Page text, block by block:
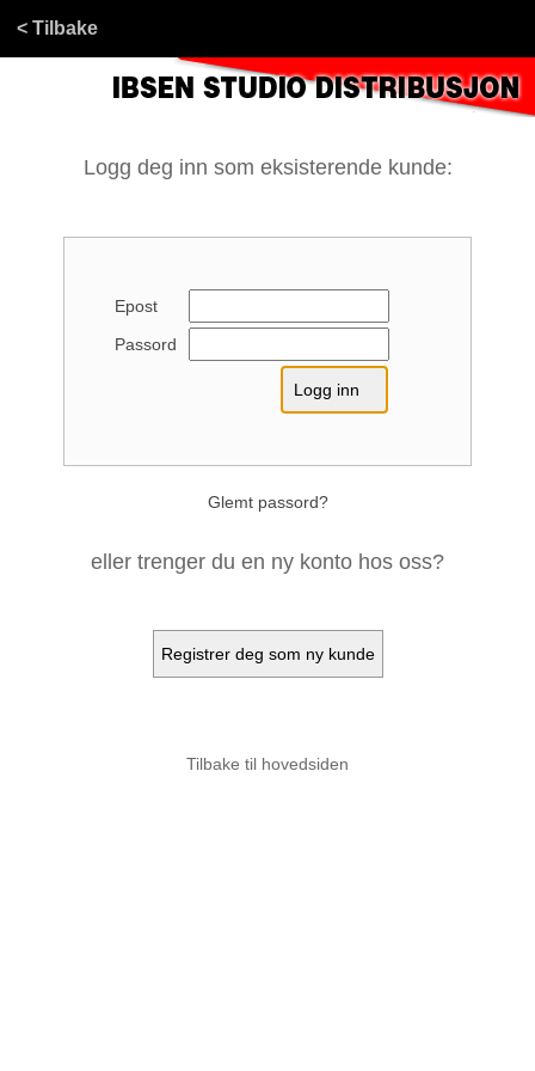
< Tilbake
Logg deg inn som eksisterende kunde:
Epost
Passord
Glemt passord?
eller trenger du en ny konto hos oss?
Tilbake til hovedsiden